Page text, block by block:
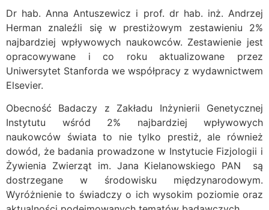
Dr hab. Anna Antuszewicz i prof. dr hab. inż. Andrzej
Herman znaleźli się w prestiżowym zestawieniu 2%
najbardziej wpływowych naukowców. Zestawienie jest
opracowywane i co roku aktualizowane przez
Uniwersytet Stanforda we współpracy z wydawnictwem
Elsevier.
Obecność Badaczy z Zakładu Inżynierii Genetycznej
Instytutu wśród 2% najbardziej wpływowych
naukowców świata to nie tylko prestiż, ale również
dowód, że badania prowadzone w Instytucie Fizjologii i
Żywienia Zwierząt im. Jana Kielanowskiego PAN są
dostrzegane w środowisku międzynarodowym.
Wyróżnienie to świadczy o ich wysokim poziomie oraz